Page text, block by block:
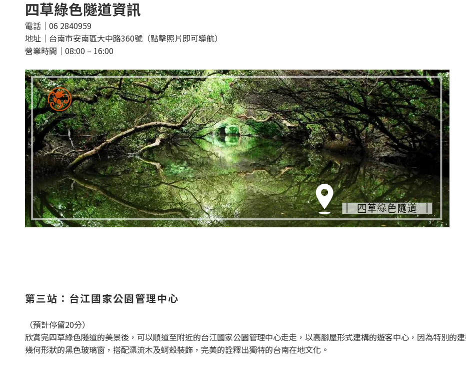
四草綠色隧道資訊
電話｜06 2840959
地址｜台南市安南區大中路360號（點擊照片即可導航）
營業時間｜08:00 – 16:00
第三站：台江國家公園管理中心
（預計停留20分）
欣賞完四草綠色隧道的美景後，可以順道至附近的台江國家公園管理中心走走，以高腳屋形式建構的遊客中心，因為特別的
幾何形狀的黑色玻璃窗，搭配漂流木及蚵殼裝飾，完美的詮釋出獨特的台南在地文化。